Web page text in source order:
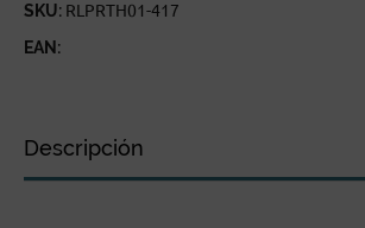
SKU: RLPRTH01-417
EAN:
Descripción